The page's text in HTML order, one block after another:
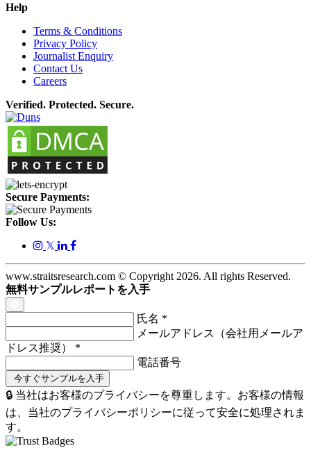
Help
Terms & Conditions
Privacy Policy
Journalist Enquiry
Contact Us
Careers
Verified. Protected. Secure.
Secure Payments:
Follow Us:
𝕏
www.straitsresearch.com © Copyright 2026. All rights Reserved.
無料サンプルレポートを入手
氏名 *
メールアドレス（会社用メールア
ドレス推奨） *
電話番号
🔒 当社はお客様のプライバシーを尊重します。お客様の情報
は、当社のプライバシーポリシーに従って安全に処理されま
す。